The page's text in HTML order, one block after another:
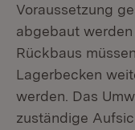
Voraussetzung
abgebaut
Rückbaus
Lagerbecken
werden. Das
zuständige